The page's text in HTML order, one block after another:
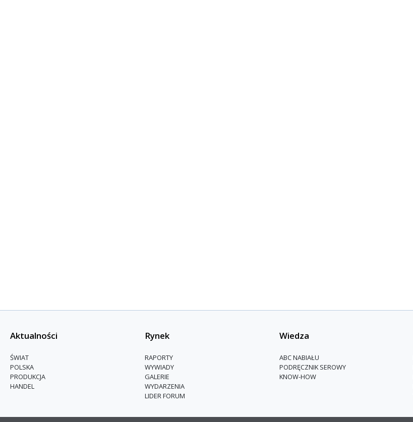
Aktualności
ŚWIAT
POLSKA
PRODUKCJA
HANDEL
Rynek
RAPORTY
WYWIADY
GALERIE
WYDARZENIA
LIDER FORUM
Wiedza
ABC NABIAŁU
PODRĘCZNIK SEROWY
KNOW-HOW